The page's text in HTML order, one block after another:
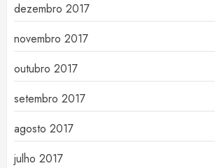
dezembro 2017
novembro 2017
outubro 2017
setembro 2017
agosto 2017
julho 2017